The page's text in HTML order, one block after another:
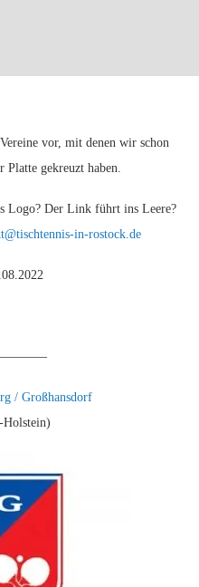
vor, mit denen wir schon
Platte gekreuzt haben.
Logo? Der Link führt ins Leere?
in-rostock.de
/ Großhansdorf
Holstein)